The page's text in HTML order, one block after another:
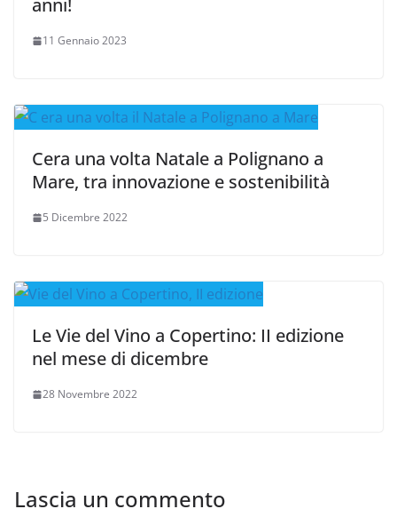
anni!
11 Gennaio 2023
Cera una volta Natale a Polignano a
Mare, tra innovazione e sostenibilità
5 Dicembre 2022
Le Vie del Vino a Copertino: II edizione
nel mese di dicembre
28 Novembre 2022
Lascia un commento